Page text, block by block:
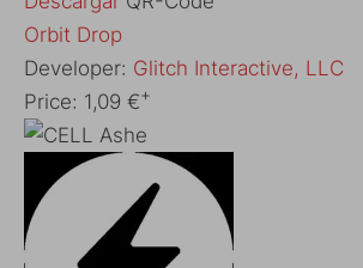
‎Orbit Drop
Developer: Glitch Interactive, LLC
Price: 1,09 €+